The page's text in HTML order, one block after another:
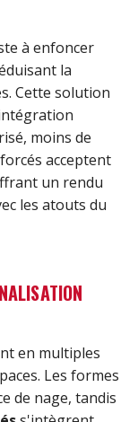
à enfoncer
la
Cette solution
moins de
acceptent
un rendu
les atouts du
en multiples
Les formes
de nage, tandis